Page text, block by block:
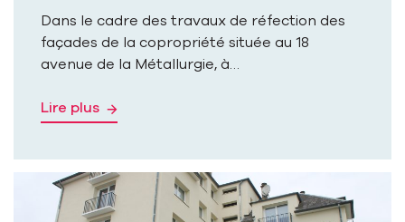
Dans le cadre des travaux de réfection des
façades de la copropriété située au 18
avenue de la Métallurgie, à…
Lire plus